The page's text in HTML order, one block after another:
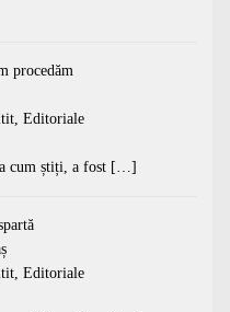
procedăm
, Editoriale
cum știți, a fost […]
, Editoriale